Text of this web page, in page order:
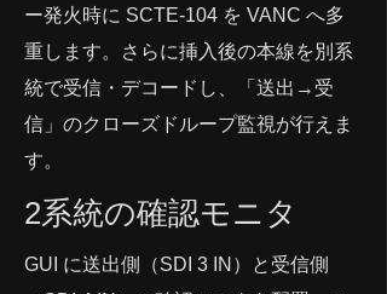
ー発火時に SCTE-104 を VANC へ多
重します。さらに挿入後の本線を別系
統で受信・デコードし、「送出→受
信」のクローズドループ監視が行えま
す。
2系統の確認モニタ
GUI に送出側（SDI 3 IN）と受信側